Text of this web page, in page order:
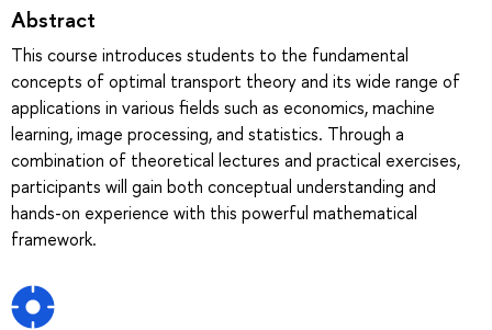
Abstract
This course introduces students to the fundamental
concepts of optimal transport theory and its wide range of
applications in various fields such as economics, machine
learning, image processing, and statistics. Through a
combination of theoretical lectures and practical exercises,
participants will gain both conceptual understanding and
hands-on experience with this powerful mathematical
framework.